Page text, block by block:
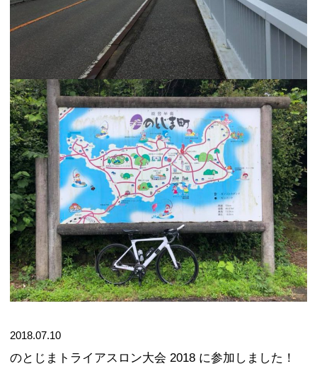
2018.07.10
のとじまトライアスロン大会 2018 に参加しました！